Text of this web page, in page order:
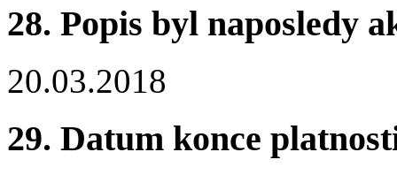
28. Popis byl naposledy
20.03.2018
29. Datum konce